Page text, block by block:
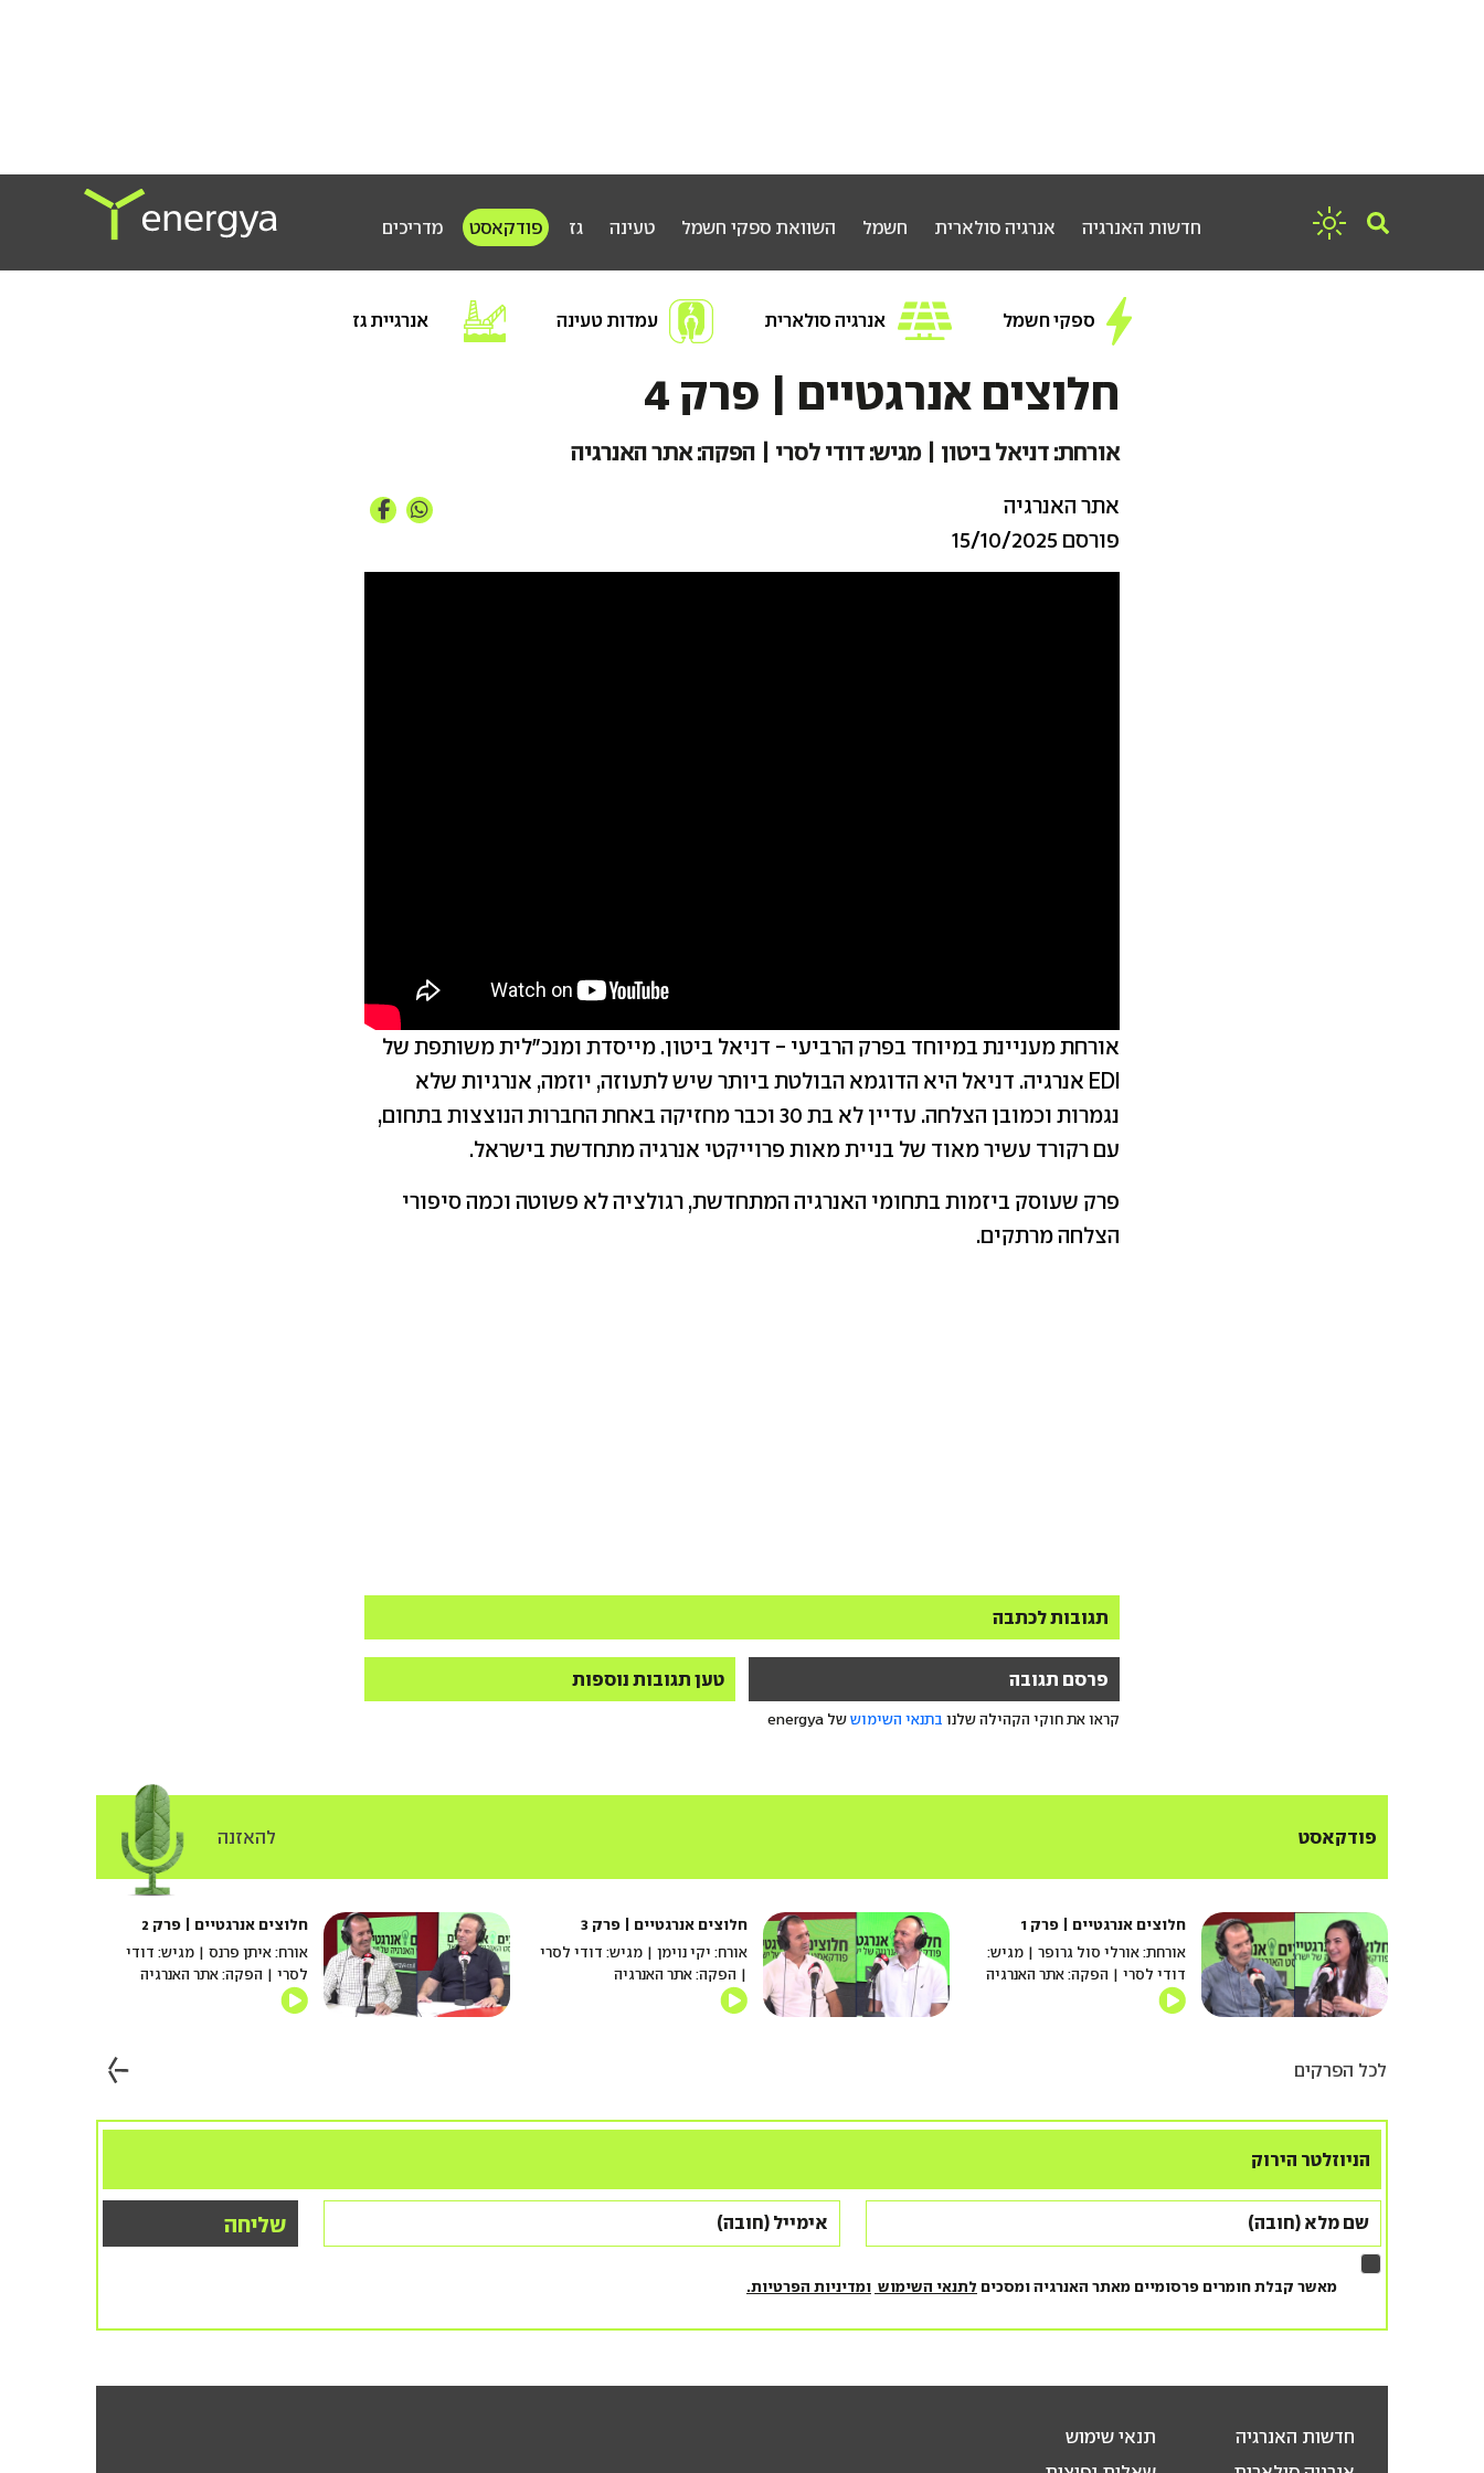
חפשו אנרגיה
חדשות האנרגיה אנרגיה סולארית חשמל השוואת ספקי חשמל טעינה גז פודקאסט מדריכים
ספקי חשמל אנרגיה סולארית עמדות טעינה אנרגיית גז
חלוצים אנרגטיים | פרק 4
אורחת: דניאל ביטון | מגיש: דודי לסרי | הפקה: אתר האנרגיה
אתר האנרגיה
פורסם 15/10/2025
אורחת מעניינת במיוחד בפרק הרביעי - דניאל ביטון. מייסדת ומנכ״לית משותפת של
EDI אנרגיה. דניאל היא הדוגמא הבולטת ביותר שיש לתעוזה, יוזמה, אנרגיות שלא
נגמרות וכמובן הצלחה. עדיין לא בת 30 וכבר מחזיקה באחת החברות הנוצצות בתחום,
עם רקורד עשיר מאוד של בניית מאות פרוייקטי אנרגיה מתחדשת בישראל.
פרק שעוסק ביזמות בתחומי האנרגיה המתחדשת, רגולציה לא פשוטה וכמה סיפורי
הצלחה מרתקים.
תגובות לכתבה
פרסם תגובה טען תגובות נוספות
קראו את חוקי הקהילה שלנו בתנאי השימוששל energya
פודקאסט להאזנה
חלוצים אנרגטיים | פרק 1
אורחת: אורלי סול גרופר | מגיש:
דודי לסרי | הפקה: אתר האנרגיה
חלוצים אנרגטיים | פרק 3
אורח: יקי נוימן | מגיש: דודי לסרי
| הפקה: אתר האנרגיה
חלוצים אנרגטיים | פרק 2
אורח: איתן פרנס | מגיש: דודי
לסרי | הפקה: אתר האנרגיה
לכל הפרקים
הניוזלטר הירוק
מאשר קבלת חומרים פרסומיים מאתר האנרגיה ומסכים לתנאי השימוש ומדיניות הפרטיות.
חדשות האנרגיה
תנאי שימוש